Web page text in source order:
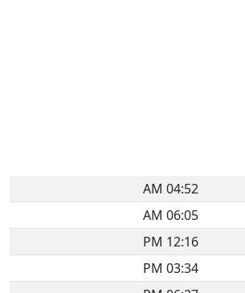
04:52 AM
06:05 AM
12:16 PM
03:34 PM